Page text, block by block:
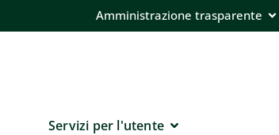
Amministrazione trasparente
Servizi per l'utente